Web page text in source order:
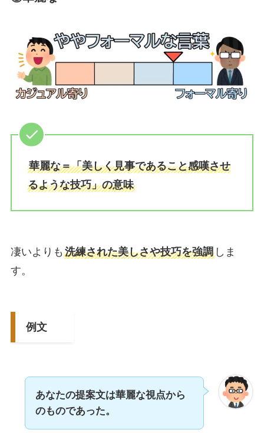
華麗な＝「美しく見事であること感嘆させ
るような技巧」の意味
凄いよりも 洗練された美しさや技巧を強調しま
す。
例文
あなたの提案文は華麗な視点から
のものであった。